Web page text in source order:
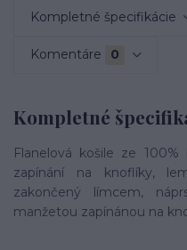
Kompletné špecifikácie
Komentáre 0
Kompletné
Flanelová košile ze
zapínání na knoflíky,
zakončený límcem,
manžetou zapínánou na